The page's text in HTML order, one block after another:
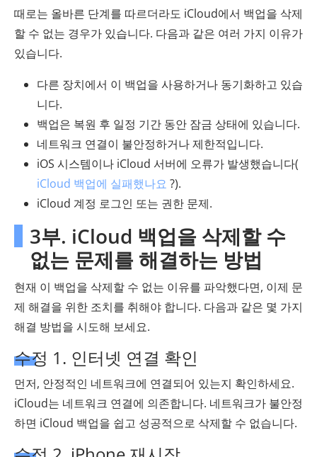
때로는 올바른 단계를 따르더라도 iCloud에서 백업을 삭제
할 수 없는 경우가 있습니다. 다음과 같은 여러 가지 이유가
있습니다.
다른 장치에서 이 백업을 사용하거나 동기화하고 있습
니다.
백업은 복원 후 일정 기간 동안 잠금 상태에 있습니다.
네트워크 연결이 불안정하거나 제한적입니다.
iOS 시스템이나 iCloud 서버에 오류가 발생했습니다(
iCloud 백업에 실패했나요 ?).
iCloud 계정 로그인 또는 권한 문제.
3부. iCloud 백업을 삭제할 수
없는 문제를 해결하는 방법
현재 이 백업을 삭제할 수 없는 이유를 파악했다면, 이제 문
제 해결을 위한 조치를 취해야 합니다. 다음과 같은 몇 가지
해결 방법을 시도해 보세요.
수정 1. 인터넷 연결 확인
먼저, 안정적인 네트워크에 연결되어 있는지 확인하세요.
iCloud는 네트워크 연결에 의존합니다. 네트워크가 불안정
하면 iCloud 백업을 쉽고 성공적으로 삭제할 수 없습니다.